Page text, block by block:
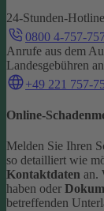
24-Stunden-
0800 4-757-
Anrufe aus dem
Landesgebühren
+49 221 757-
Online-
Melden Sie Ihren
so detailliert wie
Kontaktdaten an.
haben oder
betreffenden